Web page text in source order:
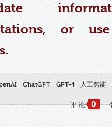
date
or
ChatGPT GPT-4 人工智能
评 论 0